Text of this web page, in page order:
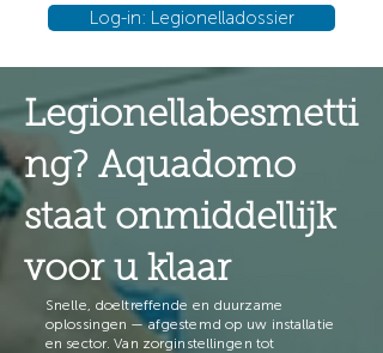
Log-in: Legionelladossier
Legionellabesmetti
ng? Aquadomo
staat onmiddellijk
voor u klaar
Snelle, doeltreffende en duurzame
oplossingen — afgestemd op uw installatie
en sector. Van zorginstellingen tot